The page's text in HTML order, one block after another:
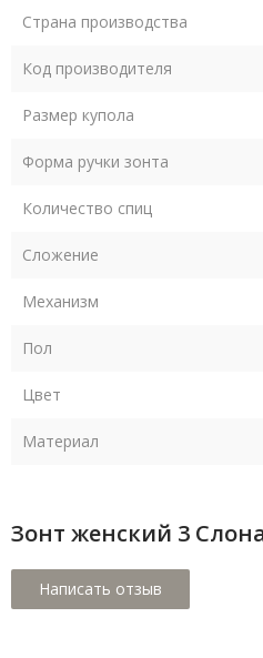
Страна производства
Код производителя
Размер купола
Форма ручки зонта
Количество спиц
Сложение
Механизм
Пол
Цвет
Материал
Зонт женский 3